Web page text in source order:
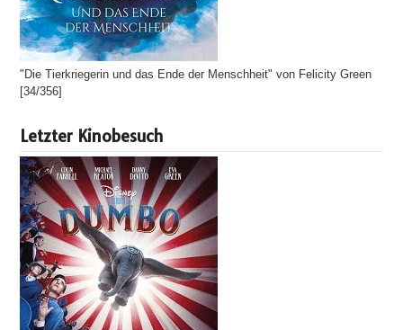
"Die Tierkriegerin und das Ende der Menschheit" von Felicity Green
[34/356]
Letzter Kinobesuch